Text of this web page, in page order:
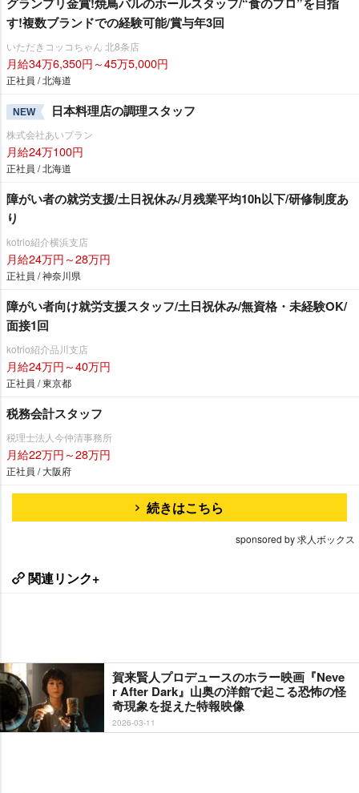
す!複数ブランドでの経験可能/賞与年3回
いただきコッコちゃん 北8条店
月給34万6,350円～45万5,000円
正社員 / 北海道
NEW 日本料理店の調理スタッフ
株式会社あいプラン
月給24万100円
正社員 / 北海道
障がい者の就労支援/土日祝休み/月残業平均10h以下/研修制度あ
り
kotrio紹介横浜支店
月給24万円～28万円
正社員 / 神奈川県
障がい者向け就労支援スタッフ/土日祝休み/無資格・未経験OK/
面接1回
kotrio紹介品川支店
月給24万円～40万円
正社員 / 東京都
税務会計スタッフ
税理士法人今仲清事務所
月給22万円～28万円
正社員 / 大阪府
続きはこちら
sponsored by 求人ボックス
関連リンク+
賀来賢人プロデュースのホラー映画『Neve
r After Dark』山奥の洋館で起こる恐怖の怪
奇現象を捉えた特報映像
2026-03-11